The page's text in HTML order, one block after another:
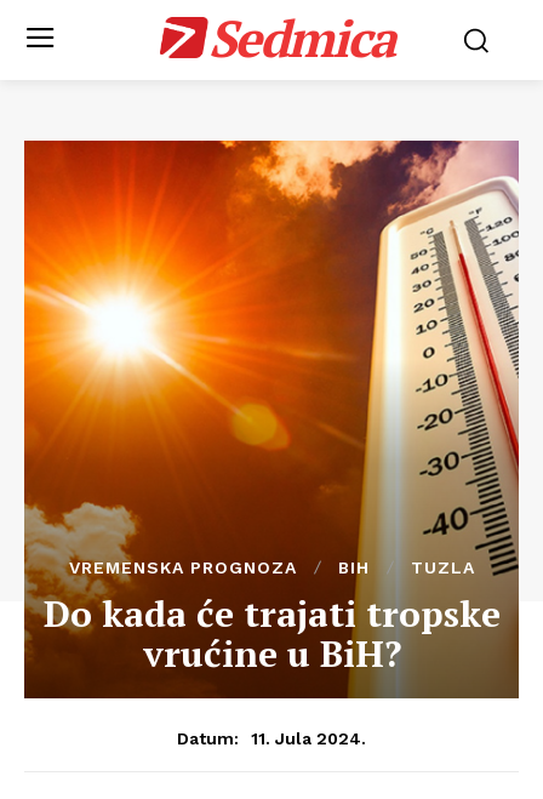
Sedmica
VREMENSKA PROGNOZA BIH TUZLA
Do kada će trajati tropske
vrućine u BiH?
Datum: 11. Jula 2024.